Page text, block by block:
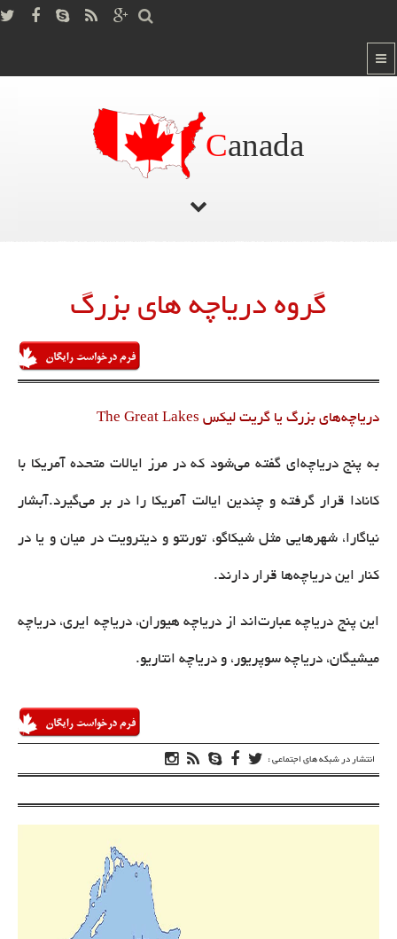
Canada
گروه دریاچه های بزرگ
دریاچه‌های بزرگ یا گریت لیکس The Great Lakes
به پنج دریاچه‌ای گفته می‌شود که در مرز ایالات متحده آمریکا با
کانادا قرار گرفته و چندین ایالت آمریکا را در بر می‌گیرد.آبشار
نیاگارا، شهرهایی مثل شیکاگو، تورنتو و دیترویت در میان و یا در
کنار این دریاچه‌ها قرار دارند.
این پنج دریاچه عبارت‌اند از دریاچه هیوران، دریاچه ایری، دریاچه
میشیگان، دریاچه سوپریور، و دریاچه انتاریو.
انتشار در شبکه های اجتماعی :